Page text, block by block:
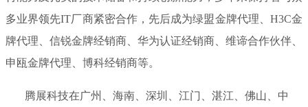
多业界领先IT厂商紧密合作，先后成为绿盟金牌代理、H3C金
牌代理、信锐金牌经销商、华为认证经销商、维谛合作伙伴、
申瓯金牌代理、博科经销商等。
腾展科技在广州、海南、深圳、江门、湛江、佛山、中